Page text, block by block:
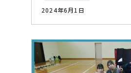
2024年6月1日